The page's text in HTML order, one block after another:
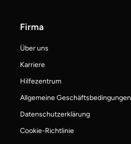
Firma
Über uns
Karriere
Hilfezentrum
Allgemeine Geschäftsbedingungen
Datenschutzerklärung
Cookie-Richtlinie